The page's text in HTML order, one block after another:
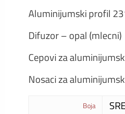
Aluminijumski profil
Difuzor – opal (mlecni)
Cepovi za
Nosaci za
Boja